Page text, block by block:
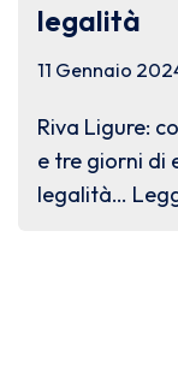
legalità
11 Gennaio
Riva Ligure:
e tre giorni di
legalità…